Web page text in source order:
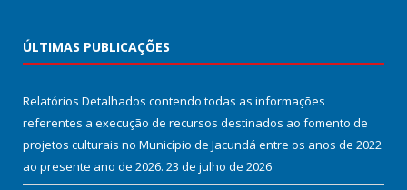
ÚLTIMAS PUBLICAÇÕES
Relatórios Detalhados contendo todas as informações
referentes a execução de recursos destinados ao fomento de
projetos culturais no Município de Jacundá entre os anos de 2022
ao presente ano de 2026. 23 de julho de 2026